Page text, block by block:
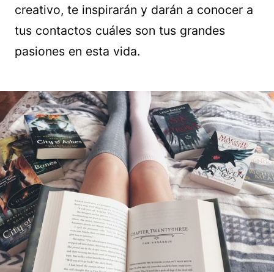
creativo, te inspirarán y darán a conocer a
tus contactos cuáles son tus grandes
pasiones en esta vida.